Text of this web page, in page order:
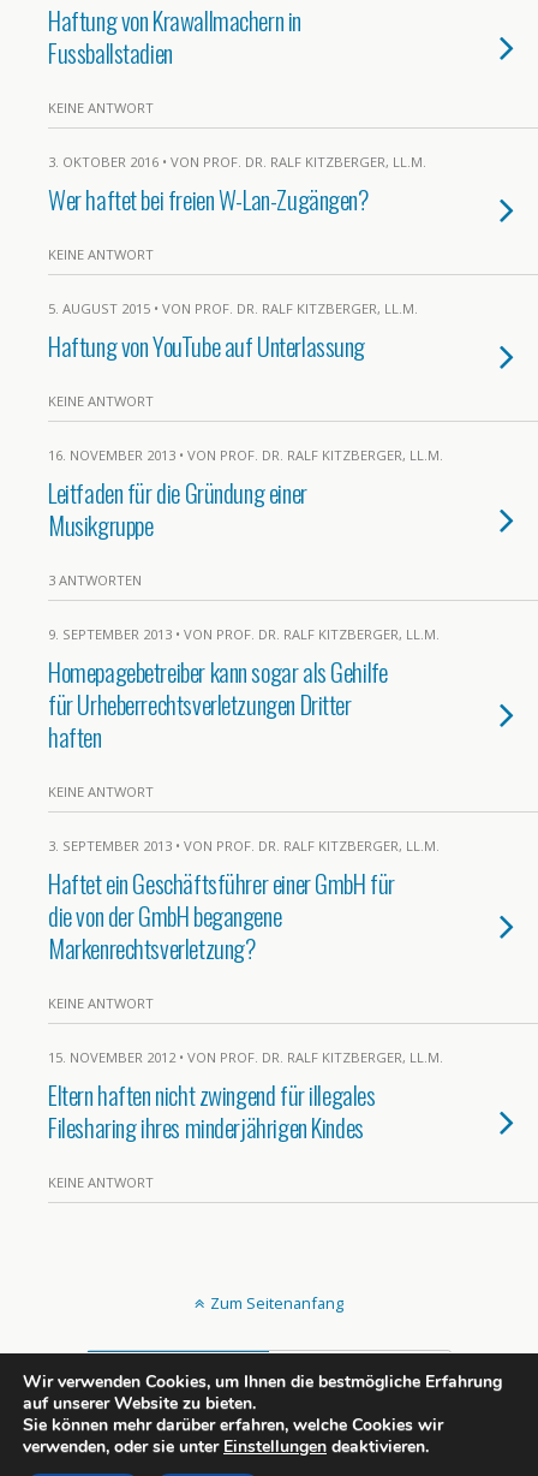
Haftung von Krawallmachern in
Fussballstadien
KEINE ANTWORT
3. OKTOBER 2016 • VON PROF. DR. RALF KITZBERGER, LL.M.
Wer haftet bei freien W-Lan-Zugängen?
KEINE ANTWORT
5. AUGUST 2015 • VON PROF. DR. RALF KITZBERGER, LL.M.
Haftung von YouTube auf Unterlassung
KEINE ANTWORT
16. NOVEMBER 2013 • VON PROF. DR. RALF KITZBERGER, LL.M.
Leitfaden für die Gründung einer
Musikgruppe
3 ANTWORTEN
9. SEPTEMBER 2013 • VON PROF. DR. RALF KITZBERGER, LL.M.
Homepagebetreiber kann sogar als Gehilfe
für Urheberrechtsverletzungen Dritter
haften
KEINE ANTWORT
3. SEPTEMBER 2013 • VON PROF. DR. RALF KITZBERGER, LL.M.
Haftet ein Geschäftsführer einer GmbH für
die von der GmbH begangene
Markenrechtsverletzung?
KEINE ANTWORT
15. NOVEMBER 2012 • VON PROF. DR. RALF KITZBERGER, LL.M.
Eltern haften nicht zwingend für illegales
Filesharing ihres minderjährigen Kindes
KEINE ANTWORT
Zum Seitenanfang
All content Copyright rechtsportlich.net
Wir verwenden Cookies, um Ihnen die bestmögliche Erfahrung
auf unserer Website zu bieten.
Sie können mehr darüber erfahren, welche Cookies wir
verwenden, oder sie unter Einstellungen deaktivieren.